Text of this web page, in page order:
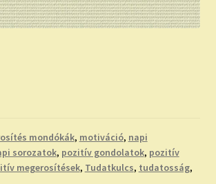
mondókák, motiváció, napi
sorozatok, pozitív gondolatok, pozitív
megerosítések, Tudatkulcs, tudatosság,